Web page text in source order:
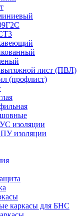
лист (ПВЛ)
(профлист)
изоляции
изоляции
каркасы для БНС